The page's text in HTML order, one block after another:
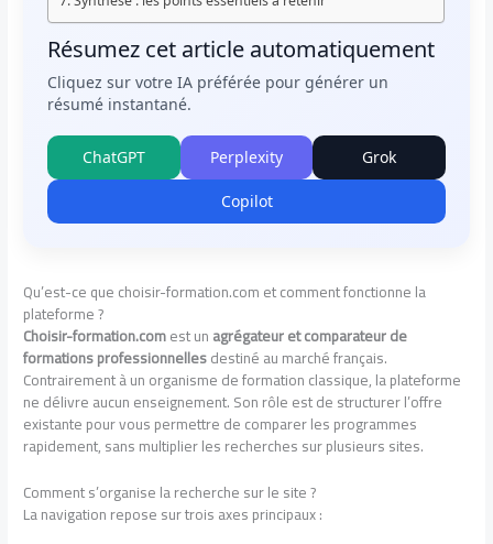
Résumez cet article automatiquement
Cliquez sur votre IA préférée pour générer un
résumé instantané.
ChatGPT Perplexity Grok
Copilot
Qu’est-ce que choisir-formation.com et comment fonctionne la
plateforme ?
Choisir-formation.comest unagrégateur et comparateur de
formations professionnellesdestiné au marché français.
Contrairement à un organisme de formation classique, la plateforme
ne délivre aucun enseignement. Son rôle est de structurer l’offre
existante pour vous permettre de comparer les programmes
rapidement, sans multiplier les recherches sur plusieurs sites.
Comment s’organise la recherche sur le site ?
La navigation repose sur trois axes principaux :